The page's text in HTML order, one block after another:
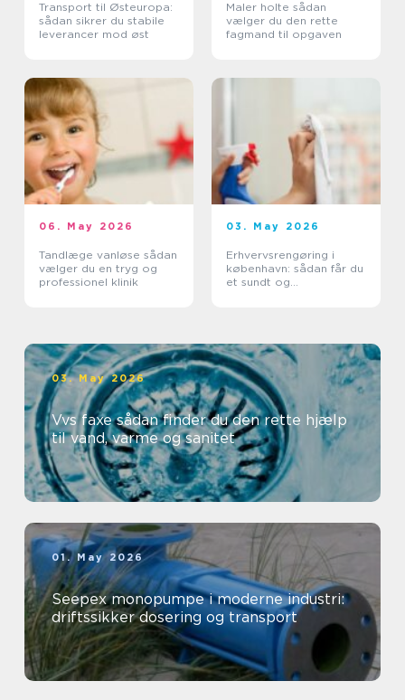
Transport til Østeuropa:
sådan sikrer du stabile
leverancer mod øst
Maler holte sådan
vælger du den rette
fagmand til opgaven
06. May 2026
Tandlæge vanløse sådan
vælger du en tryg og
professionel klinik
03. May 2026
Erhvervsrengøring i
københavn: sådan får du
et sundt og
03. May 2026
Vvs faxe sådan finder du den rette hjælp
til vand, varme og sanitet
01. May 2026
Seepex monopumpe i moderne industri:
driftssikker dosering og transport